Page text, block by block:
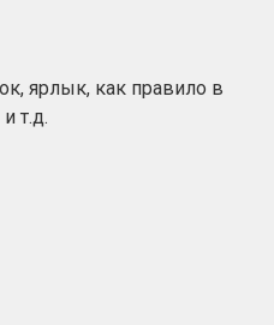
ярлык, как правило в
т.д.